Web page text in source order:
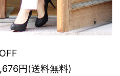
円(送料無料)